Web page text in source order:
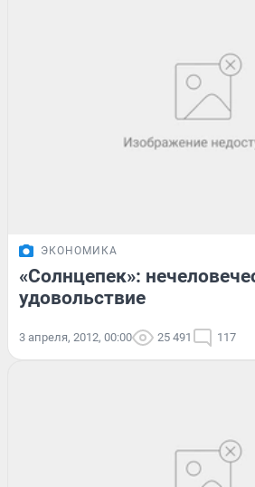
ЭКОНОМИКА
«Солнцепек»:
удовольствие
3 апреля, 2012, 00:00 25 491 117